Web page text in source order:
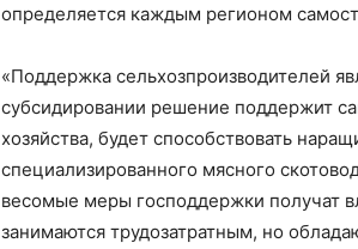
определяется каждым регионом
«Поддержка сельхозпроизводителей
субсидировании решение поддержит
хозяйства, будет способствовать
специализированного мясного
весомые меры господдержки получат
занимаются трудозатратным, но